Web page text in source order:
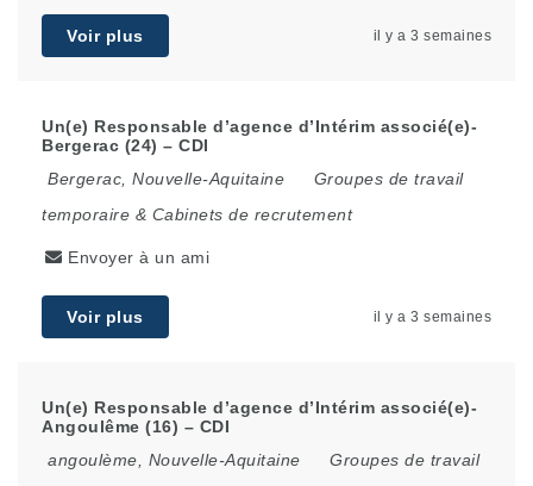
Voir plus il y a 3 semaines
Un(e) Responsable d’agence d’Intérim associé(e)-
Bergerac (24) – CDI
Bergerac, Nouvelle-Aquitaine
Groupes de travail
temporaire & Cabinets de recrutement
Envoyer à un ami
Voir plus il y a 3 semaines
Un(e) Responsable d’agence d’Intérim associé(e)-
Angoulême (16) – CDI
angoulème, Nouvelle-Aquitaine
Groupes de travail